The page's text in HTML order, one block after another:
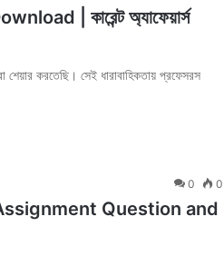
| কারেন্ট অ্যাফেয়ার্স
করতেছি। সেই ধারাবাহিকতায় প্রফেসরস
0 0
Question and